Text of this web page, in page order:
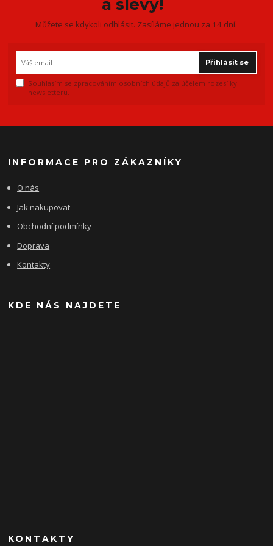
a slevy!
Můžete se kdykoli odhlásit. Zasíláme jednou za 14 dní.
Přihlásit se
Souhlasím se zpracováním osobních údajů za účelem rozesílky
newsletteru.
INFORMACE PRO ZÁKAZNÍKY
O nás
Jak nakupovat
Obchodní podmínky
Doprava
Kontakty
KDE NÁS NAJDETE
KONTAKTY